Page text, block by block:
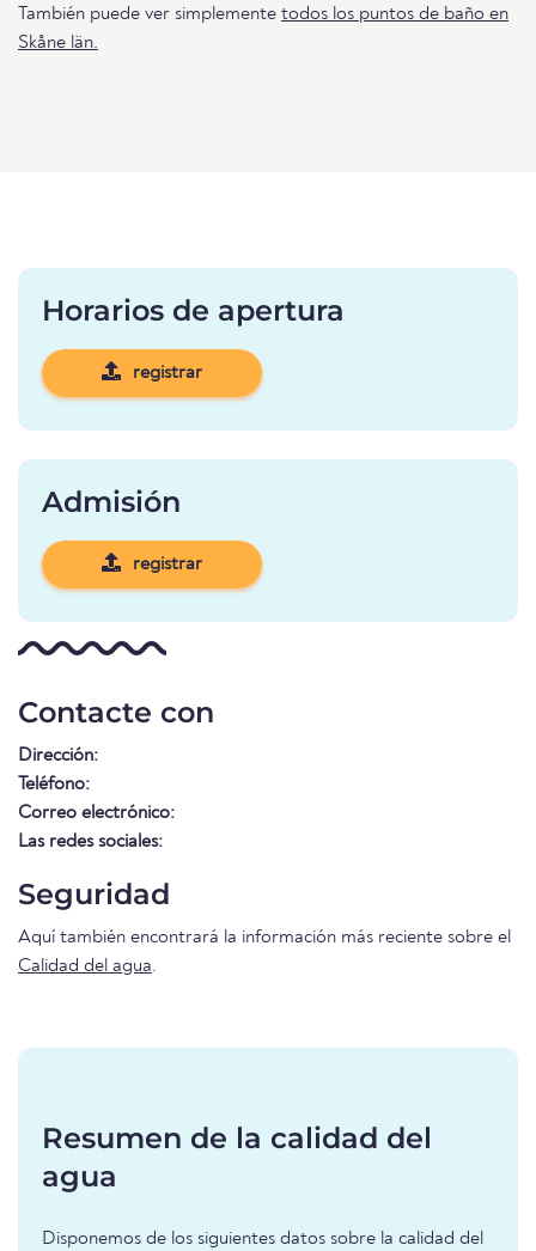
También puede ver simplemente todos los puntos de baño en
Skåne län.
Horarios de apertura
registrar
Admisión
registrar
Contacte con
Dirección:
Teléfono:
Correo electrónico:
Las redes sociales:
Seguridad
Aquí también encontrará la información más reciente sobre el
Calidad del agua.
Resumen de la calidad del
agua
Disponemos de los siguientes datos sobre la calidad del